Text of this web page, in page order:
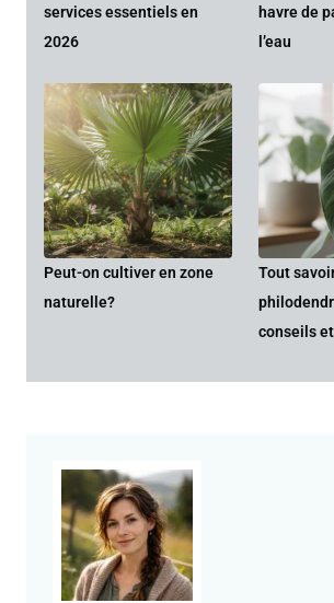
services essentiels en
2026
havre de
l’eau
Peut-on cultiver en zone
naturelle?
Tout
conseils